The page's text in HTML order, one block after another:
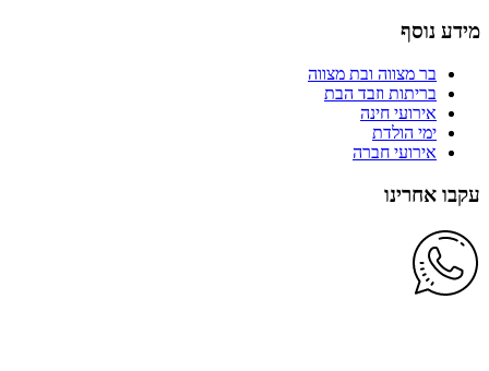
מידע נוסף
בר מצווה ובת מצווה
בריתות וזבד הבת
אירועי חינה
ימי הולדת
אירועי חברה
עקבו אחרינו